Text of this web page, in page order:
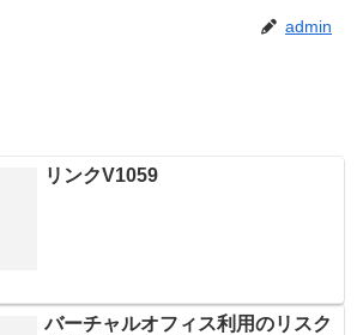
admin
リンクV1059
バーチャルオフィス利用のリスク